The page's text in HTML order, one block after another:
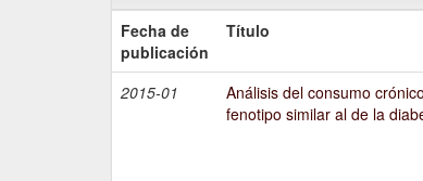
Fecha de
publicación
Título
2015-01
Análisis del consumo
fenotipo similar al de la